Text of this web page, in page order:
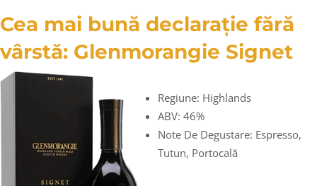
Cea mai bună declarație fără
vârstă: Glenmorangie Signet
Regiune: Highlands
ABV: 46%
Note De Degustare: Espresso,
Tutun, Portocală